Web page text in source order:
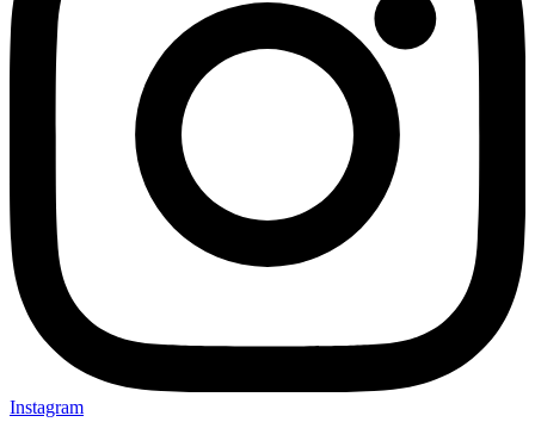
Instagram